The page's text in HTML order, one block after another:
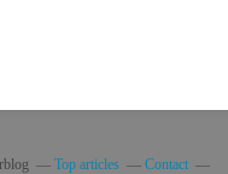
Top articles Contact